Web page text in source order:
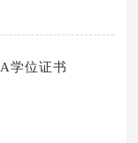
学位证书